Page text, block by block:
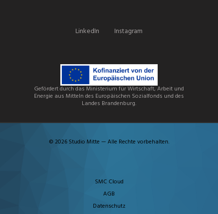
LinkedIn Instagram
Gefördert durch das Ministerium für Wirtschaft, Arbeit und
Energie aus Mitteln des Europäischen Sozialfonds und des
Landes Brandenburg.
© 2026 Studio Mitte — Alle Rechte vorbehalten.
SMC Cloud
AGB
Datenschutz